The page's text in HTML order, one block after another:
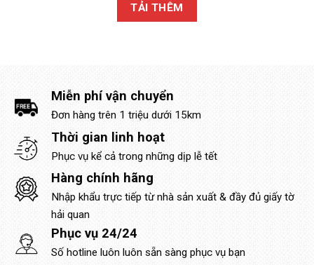
TẢI THÊM
Miễn phí vận chuyển
Đơn hàng trên 1 triệu dưới 15km
Thời gian linh hoạt
Phục vụ kể cả trong những dịp lễ tết
Hàng chính hãng
Nhập khẩu trực tiếp từ nhà sản xuất & đầy đủ giấy tờ
hải quan
Phục vụ 24/24
Số hotline luôn luôn sẵn sàng phục vụ bạn